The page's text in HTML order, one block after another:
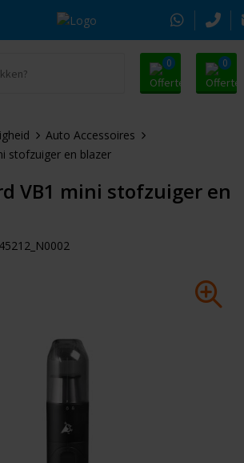
0 0
& Tools
Auto Accessoires
stofzuiger en blazer
VB1 mini stofzuiger en